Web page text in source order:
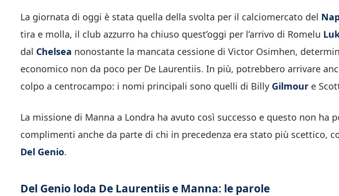
La giornata di oggi è stata quella della svolta per il calciomercato del
tira e molla, il club azzurro ha chiuso quest’oggi per l’arrivo di Romelu
dal Chelsea nonostante la mancata cessione di Victor Osimhen,
economico non da poco per De Laurentiis. In più, potrebbero arrivare
colpo a centrocampo: i nomi principali sono quelli di Billy Gilmour e
La missione di Manna a Londra ha avuto così successo e questo non ha
complimenti anche da parte di chi in precedenza era stato più scettico,
Del Genio.
Del Genio loda De Laurentiis e Manna: le parole